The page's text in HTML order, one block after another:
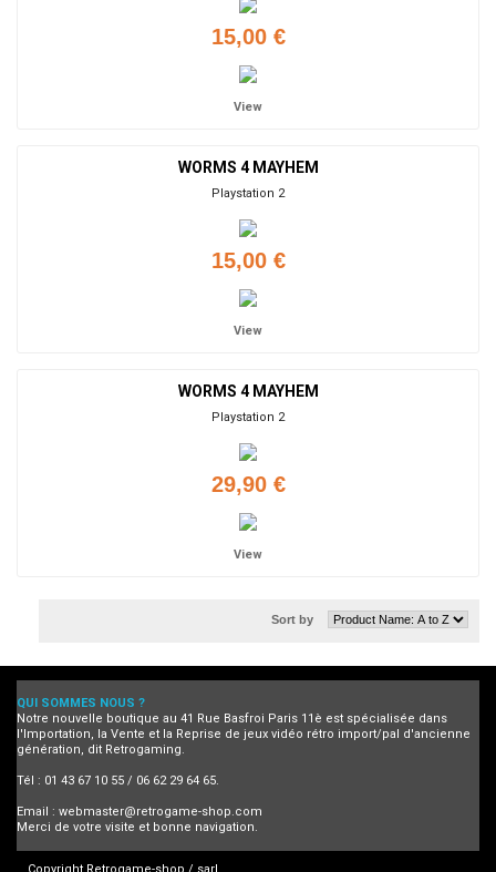
15,00 €
View
WORMS 4 MAYHEM
Playstation 2
15,00 €
View
WORMS 4 MAYHEM
Playstation 2
29,90 €
View
Sort by
QUI SOMMES NOUS ?
Notre nouvelle boutique au 41 Rue Basfroi Paris 11è est spécialisée dans
l'Importation, la Vente et la Reprise de jeux vidéo rétro import/pal d'ancienne
génération, dit Retrogaming.
Tél : 01 43 67 10 55 / 06 62 29 64 65.
Email : webmaster@retrogame-shop.com
Merci de votre visite et bonne navigation.